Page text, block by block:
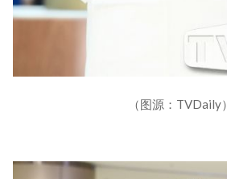
（图源：TVDaily）